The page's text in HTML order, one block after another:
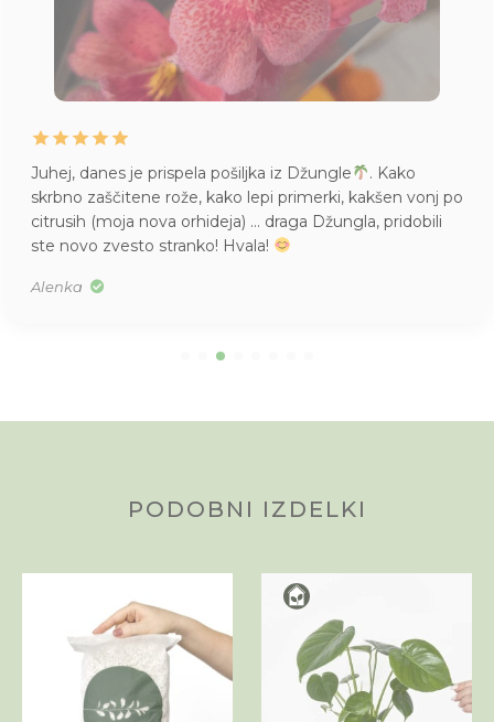
Juhej, danes je prispela pošiljka iz Džungle
. Kako
skrbno zaščitene rože, kako lepi primerki, kakšen vonj po
citrusih (moja nova orhideja) … draga Džungla, pridobili
ste novo zvesto stranko! Hvala!
Alenka
PODOBNI IZDELKI